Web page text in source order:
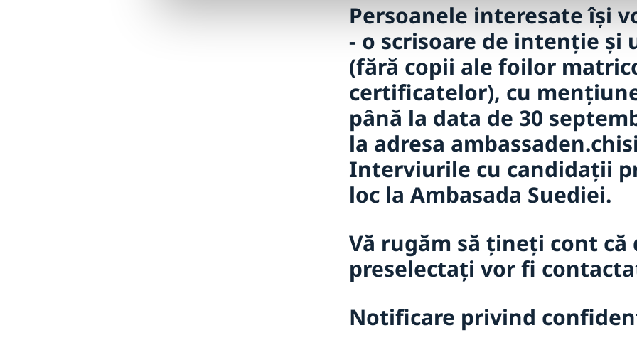
Persoanele interesate își
- o scrisoare de intenție și
(fără copii ale foilor
certificatelor), cu
până la data de 30
la adresa
Interviurile cu candidații
loc la Ambasada Suediei.
Vă rugăm să țineți cont
preselectați vor fi
Notificare privind